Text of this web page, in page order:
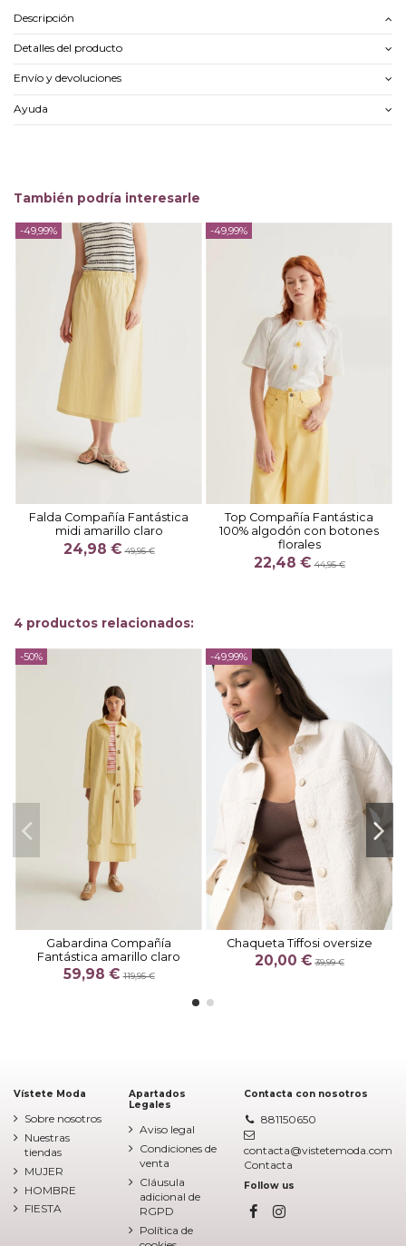
Descripción
Detalles del producto
Envío y devoluciones
Ayuda
También podría interesarle
-49,99%
Falda Compañía Fantástica
midi amarillo claro
24,98 €49,95 €
-49,99%
Top Compañía Fantástica
100% algodón con botones
florales
22,48 €44,95 €
4 productos relacionados:
-50%
Gabardina Compañía
Fantástica amarillo claro
59,98 €119,95 €
-49,99%
Chaqueta Tiffosi oversize
20,00 €39,99 €
Vístete Moda
Sobre nosotros
Nuestras
tiendas
MUJER
HOMBRE
FIESTA
Apartados
Legales
Aviso legal
Condiciones de
venta
Cláusula
adicional de
RGPD
Política de
Contacta con nosotros
881150650
contacta@vistetemoda.com
Contacta
Follow us